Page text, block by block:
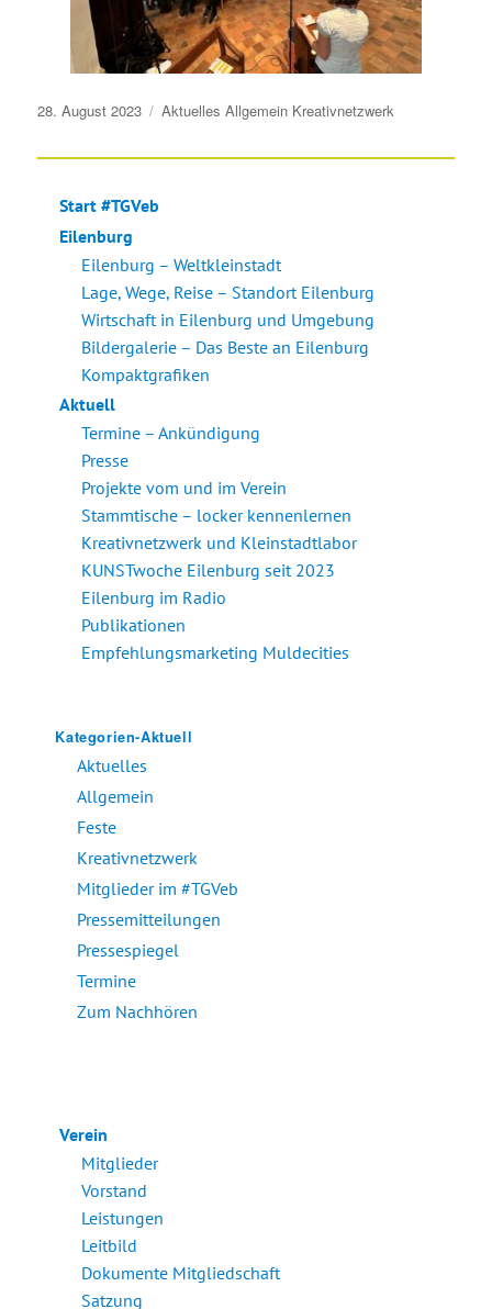
Veröffentlicht
28. August 2023 Aktuelles Allgemein Kreativnetzwerk
Start #TGVeb
Eilenburg
Eilenburg – Weltkleinstadt
Lage, Wege, Reise – Standort Eilenburg
Wirtschaft in Eilenburg und Umgebung
Bildergalerie – Das Beste an Eilenburg
Kompaktgrafiken
Aktuell
Termine – Ankündigung
Presse
Projekte vom und im Verein
Stammtische – locker kennenlernen
Kreativnetzwerk und Kleinstadtlabor
KUNSTwoche Eilenburg seit 2023
Eilenburg im Radio
Publikationen
Empfehlungsmarketing Muldecities
Kategorien-Aktuell
Aktuelles
Allgemein
Feste
Kreativnetzwerk
Mitglieder im #TGVeb
Pressemitteilungen
Pressespiegel
Termine
Zum Nachhören
Verein
Mitglieder
Vorstand
Leistungen
Leitbild
Dokumente Mitgliedschaft
Satzung